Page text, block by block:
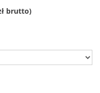
brutto)